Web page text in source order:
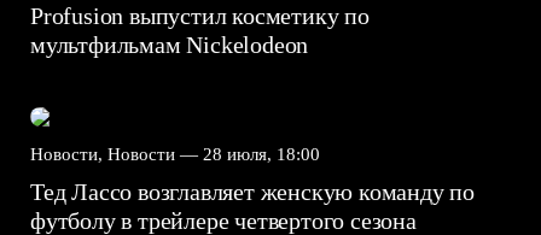
Profusion выпустил косметику по
мультфильмам Nickelodeon
Новости, Новости — 28 июля, 18:00
Тед Лассо возглавляет женскую команду по
футболу в трейлере четвертого сезона